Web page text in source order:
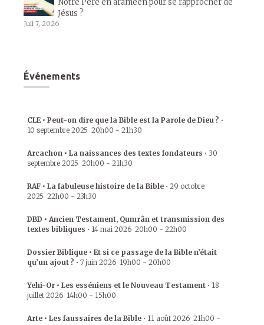
Jésus ?
Juil 7, 2026
Événements
CLE • Peut-on dire que la Bible est la Parole de Dieu ? •
10 septembre 2025 20h00 - 21h30
Arcachon • La naissances des textes fondateurs • 30
septembre 2025 20h00 - 21h30
RAF • La fabuleuse histoire de la Bible • 29 octobre
2025 22h00 - 23h30
DBD • Ancien Testament, Qumrân et transmission des
textes bibliques • 14 mai 2026 20h00 - 22h00
Dossier Biblique • Et si ce passage de la Bible n’était
qu’un ajout ? • 7 juin 2026 19h00 - 20h00
Yehi-Or • Les esséniens et le Nouveau Testament • 18
juillet 2026 14h00 - 15h00
Arte • Les faussaires de la Bible • 11 août 2026 21h00 -